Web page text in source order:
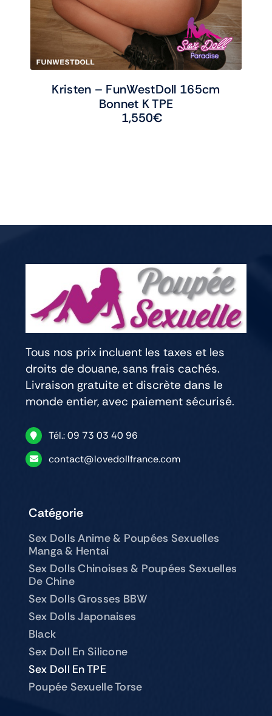
Kristen – FunWestDoll 165cm
Bonnet K TPE
1,550€
Tous nos prix incluent les taxes et les
droits de douane, sans frais cachés.
Livraison gratuite et discrète dans le
monde entier, avec paiement sécurisé.
Tél.: 09 73 03 40 96
contact@lovedollfrance.com
Catégorie
Sex Dolls Anime & Poupées Sexuelles
Manga & Hentai
Sex Dolls Chinoises & Poupées Sexuelles
De Chine
Sex Dolls Grosses BBW
Sex Dolls Japonaises
Black
Sex Doll En Silicone
Sex Doll En TPE
Poupée Sexuelle Torse